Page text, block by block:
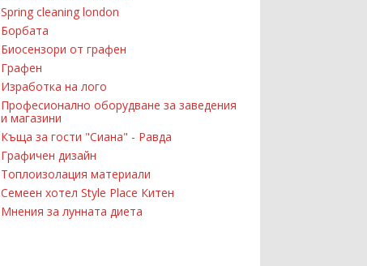
Spring cleaning london
Борбата
Биосензори от графен
Графен
Изработка на лого
Професионално оборудване за заведения
и магазини
Къща за гости "Сиана" - Равда
Графичен дизайн
Топлоизолация материали
Семеен хотел Style Place Китен
Мнения за лунната диета